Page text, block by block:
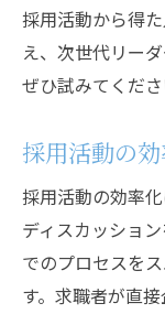
採用活動から得
え、次世代リー
ぜひ試みてくださ
採用活動の
採用活動の効率
ディスカッショ
でのプロセスを
す。求職者が直